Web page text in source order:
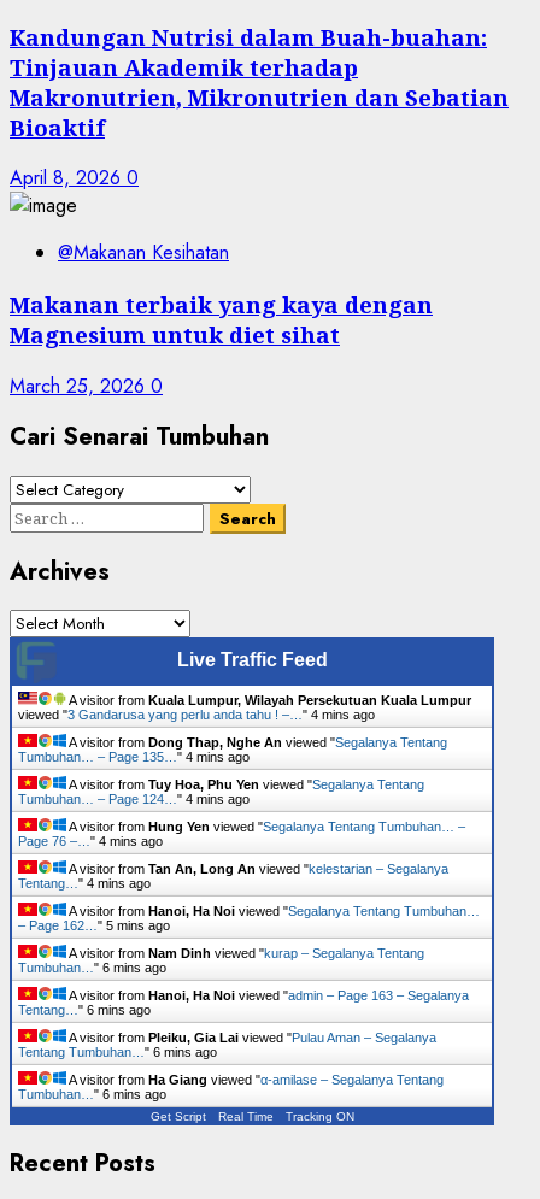
Kandungan Nutrisi dalam Buah-buahan:
Tinjauan Akademik terhadap
Makronutrien, Mikronutrien dan Sebatian
Bioaktif
April 8, 2026 0
@Makanan Kesihatan
Makanan terbaik yang kaya dengan
Magnesium untuk diet sihat
March 25, 2026 0
Cari Senarai Tumbuhan
Cari
Senarai
Search
Archives
Archives
Live Traffic Feed
A visitor from Kuala Lumpur, Wilayah Persekutuan Kuala Lumpur
viewed "3 Gandarusa yang perlu anda tahu ! –… " 4 mins ago
A visitor from Dong Thap, Nghe An viewed "Segalanya Tentang
Tumbuhan… – Page 135… " 4 mins ago
A visitor from Tuy Hoa, Phu Yen viewed "Segalanya Tentang
Tumbuhan… – Page 124… " 4 mins ago
A visitor from Hung Yen viewed "Segalanya Tentang Tumbuhan… –
Page 76 –… " 4 mins ago
A visitor from Tan An, Long An viewed "kelestarian – Segalanya
Tentang… " 5 mins ago
A visitor from Hanoi, Ha Noi viewed "Segalanya Tentang Tumbuhan…
– Page 162… " 5 mins ago
A visitor from Nam Dinh viewed "kurap – Segalanya Tentang
Tumbuhan… " 6 mins ago
A visitor from Hanoi, Ha Noi viewed "admin – Page 163 – Segalanya
Tentang… " 6 mins ago
A visitor from Pleiku, Gia Lai viewed "Pulau Aman – Segalanya
Tentang Tumbuhan… " 6 mins ago
A visitor from Ha Giang viewed "α-amilase – Segalanya Tentang
Tumbuhan… " 6 mins ago
Get Script Real Time Tracking ON
Recent Posts